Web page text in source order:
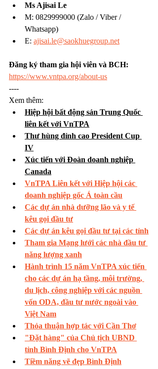
Ms Ajisai Le
M: 0829999000 (Zalo / Viber /
Whatsapp)
E: ajisai.le@saokhuegroup.net
Đăng ký tham gia hội viên và BCH:
https://www.vntpa.org/about-us
----
Xem thêm:
Hiệp hội bất động sản Trung Quốc
liên kết với VnTPA
Thư hùng đỉnh cao President Cup
IV
Xúc tiến với Đoàn doanh nghiệp
Canada
VnTPA Liên kết với Hiệp hội các
doanh nghiệp gốc Á toàn cầu
Các dự án nhà dưỡng lão và y tế
kêu gọi đầu tư
Các dự án kêu gọi đầu tư tại các tỉnh
Tham gia Mạng lưới các nhà đầu tư
năng lượng xanh
Hành trình 15 năm VnTPA xúc tiến
cho các dự án hạ tầng, môi trường,
du lịch, công nghiệp với các nguồn
vốn ODA, đầu tư nước ngoài vào
Việt Nam
Thỏa thuận hợp tác với Cần Thơ
"Đặt hàng" của Chủ tịch UBND
tỉnh Bình Định cho VnTPA
Tiềm năng vẽ đẹp Bình Định